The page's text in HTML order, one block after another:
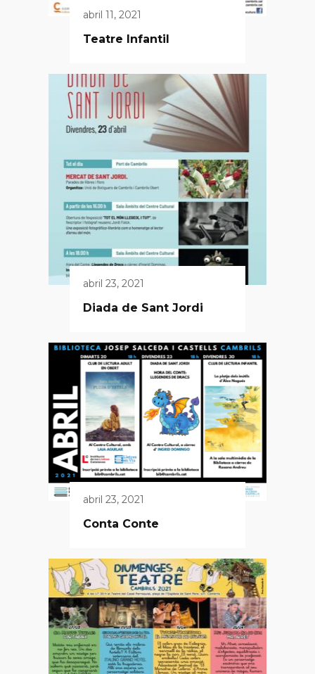
abril 11, 2021
Teatre Infantil
abril 23, 2021
Diada de Sant Jordi
abril 23, 2021
Conta Conte